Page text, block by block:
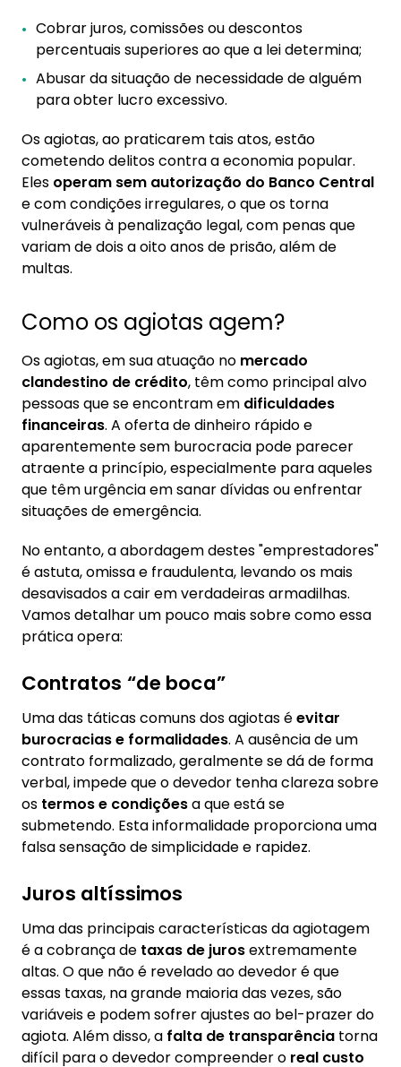
Cobrar juros, comissões ou descontos
percentuais superiores ao que a lei determina;
Abusar da situação de necessidade de alguém
para obter lucro excessivo.
Os agiotas, ao praticarem tais atos, estão
cometendo delitos contra a economia popular.
Eles operam sem autorização do Banco Central
e com condições irregulares, o que os torna
vulneráveis à penalização legal, com penas que
variam de dois a oito anos de prisão, além de
multas.
Como os agiotas agem?
Os agiotas, em sua atuação no mercado
clandestino de crédito, têm como principal alvo
pessoas que se encontram em dificuldades
financeiras. A oferta de dinheiro rápido e
aparentemente sem burocracia pode parecer
atraente a princípio, especialmente para aqueles
que têm urgência em sanar dívidas ou enfrentar
situações de emergência.
No entanto, a abordagem destes "emprestadores"
é astuta, omissa e fraudulenta, levando os mais
desavisados a cair em verdadeiras armadilhas.
Vamos detalhar um pouco mais sobre como essa
prática opera:
Contratos “de boca”
Uma das táticas comuns dos agiotas éevitar
burocracias e formalidades. A ausência de um
contrato formalizado, geralmente se dá de forma
verbal, impede que o devedor tenha clareza sobre
os termos e condiçõesa que está se
submetendo. Esta informalidade proporciona uma
falsa sensação de simplicidade e rapidez.
Juros altíssimos
Uma das principais características da agiotagem
é a cobrança de taxas de jurosextremamente
altas. O que não é revelado ao devedor é que
essas taxas, na grande maioria das vezes, são
variáveis e podem sofrer ajustes ao bel-prazer do
agiota. Além disso, a falta de transparência torna
difícil para o devedor compreender o real custo